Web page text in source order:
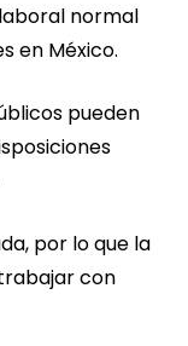
normal
en México.
pueden
por lo que la
con